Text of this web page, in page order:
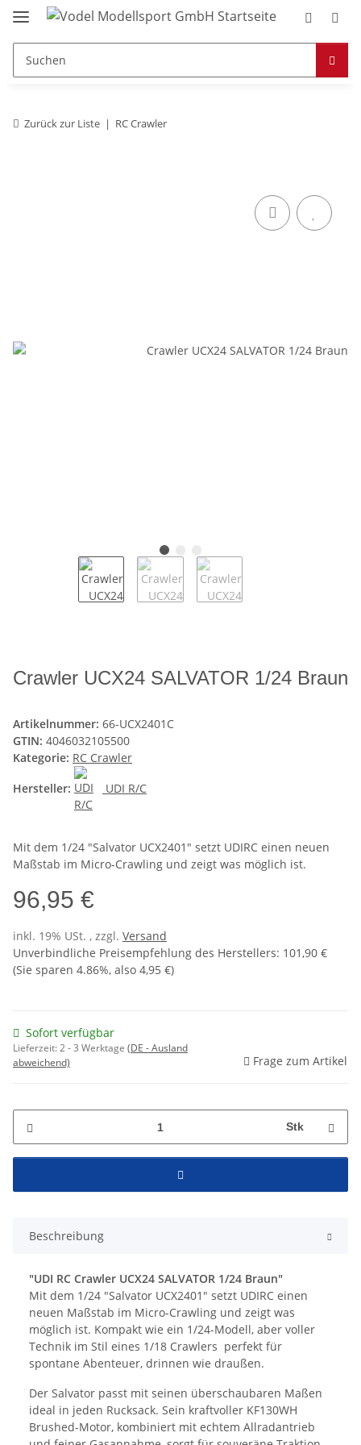
Zurück zur Liste RC Crawler
Crawler UCX24 SALVATOR 1/24 Braun
Artikelnummer: 66-UCX2401C
GTIN: 4046032105500
Kategorie: RC Crawler
Hersteller:
UDI R/C
Mit dem 1/24 "Salvator UCX2401" setzt UDIRC einen neuen
Maßstab im Micro-Crawling und zeigt was möglich ist.
96,95 €
inkl. 19% USt. , zzgl. Versand
Unverbindliche Preisempfehlung des Herstellers: 101,90 €
(Sie sparen 4.86%, also 4,95 €)
Sofort verfügbar
Lieferzeit:2 - 3 Werktage (DE - Ausland
abweichend)
Frage zum Artikel
Stk
Beschreibung
"UDI RC Crawler UCX24 SALVATOR 1/24 Braun"
Mit dem 1/24 "Salvator UCX2401" setzt UDIRC einen
neuen Maßstab im Micro-Crawling und zeigt was
möglich ist. Kompakt wie ein 1/24-Modell, aber voller
Technik im Stil eines 1/18 Crawlers  perfekt für
spontane Abenteuer, drinnen wie draußen.
Der Salvator passt mit seinen überschaubaren Maßen
ideal in jeden Rucksack. Sein kraftvoller KF130WH
Brushed-Motor, kombiniert mit echtem Allradantrieb